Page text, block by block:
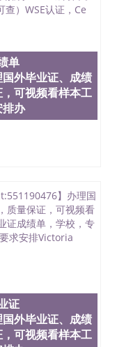
单
外毕业证、成绩
可视频看样本工
排办
证
外毕业证、成绩
可视频看样本工